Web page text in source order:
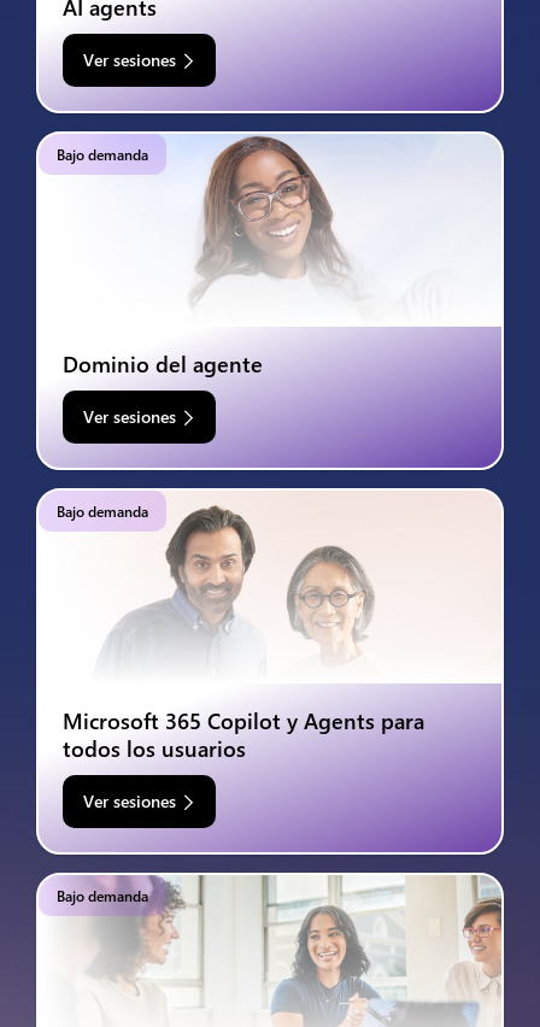
AI agents
Ver sesiones
Bajo demanda
Dominio del agente
Ver sesiones
Bajo demanda
Microsoft 365 Copilot y Agents para
todos los usuarios
Ver sesiones
Bajo demanda